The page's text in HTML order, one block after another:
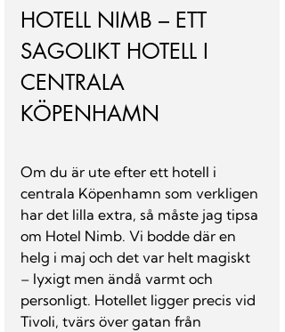
HOTELL NIMB – ETT
SAGOLIKT HOTELL I
CENTRALA
KÖPENHAMN
Om du är ute efter ett hotell i
centrala Köpenhamn som verkligen
har det lilla extra, så måste jag tipsa
om Hotel Nimb. Vi bodde där en
helg i maj och det var helt magiskt
– lyxigt men ändå varmt och
personligt. Hotellet ligger precis vid
Tivoli, tvärs över gatan från